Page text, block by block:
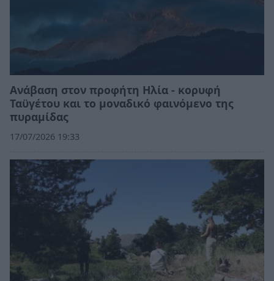
Ανάβαση στον προφήτη Ηλία - κορυφή
Ταϋγέτου και το μοναδικό φαινόμενο της
πυραμίδας
17/07/2026 19:33